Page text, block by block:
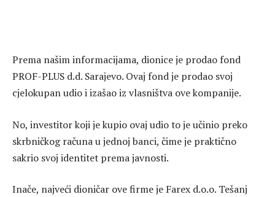
Prema našim informacijama, dionice je prodao fond
PROF-PLUS d.d. Sarajevo. Ovaj fond je prodao svoj
cjelokupan udio i izašao iz vlasništva ove kompanije.
No, investitor koji je kupio ovaj udio to je učinio preko
skrbničkog računa u jednoj banci, čime je praktično
sakrio svoj identitet prema javnosti.
Inače, najveći dioničar ove firme je Farex d.o.o. Tešanj